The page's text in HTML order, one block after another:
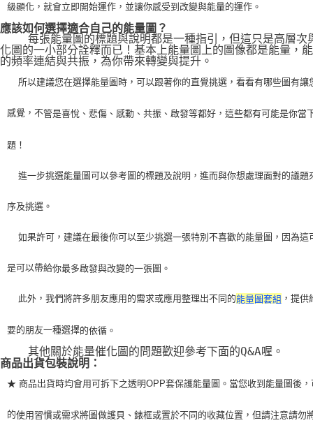
級顯化，就會立即開始運作，並讓你感受到改變與能量的運作。
應該如何選擇適合自己的能量圖？
每張能量圖的標題與說明都是一種指引，但這只是高層次
化圖的一小部分詮釋而已！基本上能量圖上的圖像都是能量，
的頻率連結與共振，為你帶來轉變與提升。
所以建議您在選擇能量圖時，可以跟著你的直覺挑選，看看有哪些圖有讓
感覺，不管是喜悅、悲傷、感動、共振、啟發等都好，這些都有可能是你當
題！
進一步挑選能量圖可以參考圖的標題及說明，進而與你想處理面對的議題
序及挑選。
如果許可，建議在最後你可以至少挑選一張特別不喜歡的能量圖，因為這
是可以帶給你最多啟發與改變的一張圖。
    此外，我們將許多朋友應用的需求或應用整理出不同的
能量圖套組 ，提供
要的朋友一種選擇的依循。
    其他關於能量催化圖的問題歡迎參考下面的Q&A喔。
商品出貨包裝說明：
★ 商品出貨時均會用可拆下之透明OPP套保護能量圖。當您收到能量圖後，
的使用習慣或需求將圖做護貝、錶框或置於不同的收藏位置，但請注意請勿